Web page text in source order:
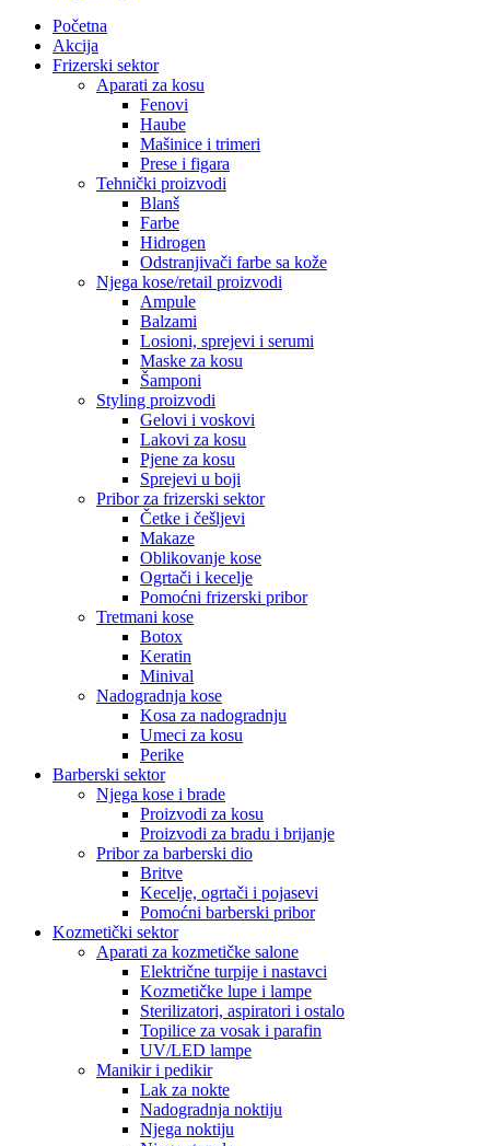
Početna
Akcija
Frizerski sektor
Aparati za kosu
Fenovi
Haube
Mašinice i trimeri
Prese i figara
Tehnički proizvodi
Blanš
Farbe
Hidrogen
Odstranjivači farbe sa kože
Njega kose/retail proizvodi
Ampule
Balzami
Losioni, sprejevi i serumi
Maske za kosu
Šamponi
Styling proizvodi
Gelovi i voskovi
Lakovi za kosu
Pjene za kosu
Sprejevi u boji
Pribor za frizerski sektor
Četke i češljevi
Makaze
Oblikovanje kose
Ogrtači i kecelje
Pomoćni frizerski pribor
Tretmani kose
Botox
Keratin
Minival
Nadogradnja kose
Kosa za nadogradnju
Umeci za kosu
Perike
Barberski sektor
Njega kose i brade
Proizvodi za kosu
Proizvodi za bradu i brijanje
Pribor za barberski dio
Britve
Kecelje, ogrtači i pojasevi
Pomoćni barberski pribor
Kozmetički sektor
Aparati za kozmetičke salone
Električne turpije i nastavci
Kozmetičke lupe i lampe
Sterilizatori, aspiratori i ostalo
Topilice za vosak i parafin
UV/LED lampe
Manikir i pedikir
Lak za nokte
Nadogradnja noktiju
Njega noktiju